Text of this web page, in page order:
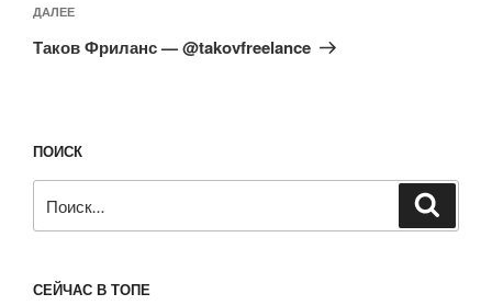
Следующая
запись
ДАЛЕЕ
Таков Фриланс — @takovfreelance
ПОИСК
СЕЙЧАС В ТОПЕ